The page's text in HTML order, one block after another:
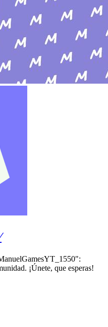
¡Únete, que esperas!